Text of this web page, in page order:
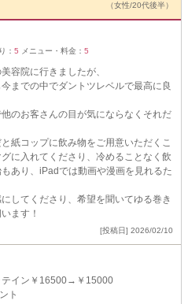
（女性/20代後半）
： 5 メニュー・料金： 5
容院に行きましたが、
までの中でダントツレベルで最高に良
のお客さんの目が気にならなくそれだ
紙コップに飲み物をご用意いただくこ
に入れてくださり、冷めることなく飲
あり、iPadでは動画や漫画を見れるた
してくださり、希望を聞いてゆる巻き
ます！
[投稿日] 2026/02/10
テイン￥16500→￥15000
ト